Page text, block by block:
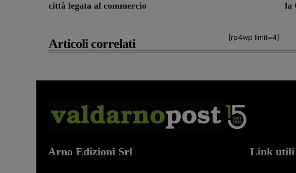
città legata al commercio
la
[rp4wp limit=4]
Articoli correlati
Arno Edizioni Srl Link utili